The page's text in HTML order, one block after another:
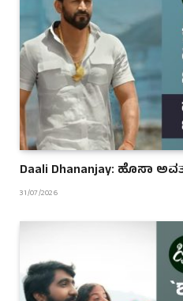
Daali Dhananjay: ಹೊಸಾ
31/07/2026